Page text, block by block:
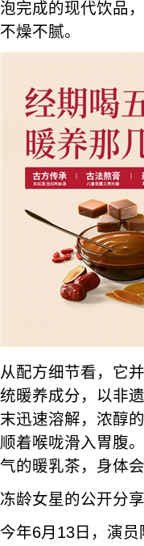
泡完成的现代饮品
不燥不腻。
从配方细节看，它
统暖养成分，以非
末迅速溶解，浓醇
顺着喉咙滑入胃腹
气的暖乳茶，身体
冻龄女星的公开分享
今年6月13日，演